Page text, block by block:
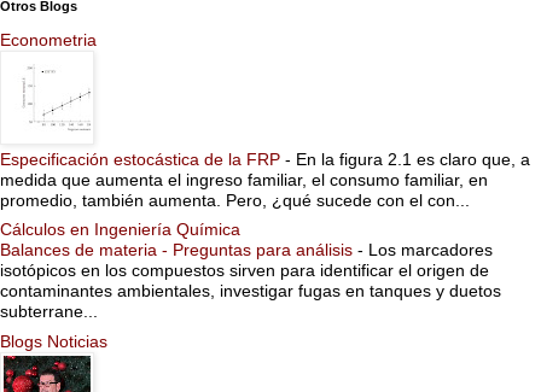
Otros Blogs
Econometria
Especificación estocástica de la FRP - En la figura 2.1 es claro que, a
medida que aumenta el ingreso familiar, el consumo familiar, en
promedio, también aumenta. Pero, ¿qué sucede con el con...
Cálculos en Ingeniería Química
Balances de materia - Preguntas para análisis - Los marcadores
isotópicos en los compuestos sirven para identificar el origen de
contaminantes ambientales, investigar fugas en tanques y duetos
subterrane...
Blogs Noticias